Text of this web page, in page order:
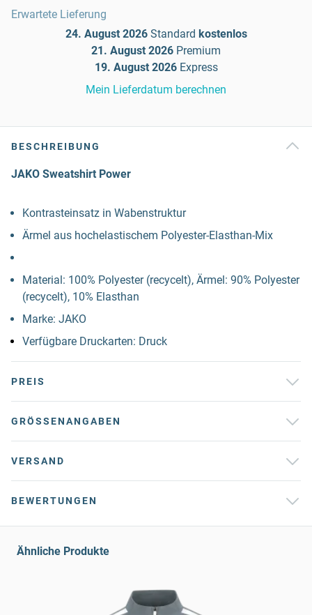
Erwartete Lieferung
24. August 2026 Standard kostenlos
21. August 2026 Premium
19. August 2026 Express
Mein Lieferdatum berechnen
BESCHREIBUNG
JAKO Sweatshirt Power
Kontrasteinsatz in Wabenstruktur
Ärmel aus hochelastischem Polyester-Elasthan-Mix
Material: 100% Polyester (recycelt), Ärmel: 90% Polyester
(recycelt), 10% Elasthan
Marke: JAKO
Verfügbare Druckarten: Druck
PREIS
GRÖSSENANGABEN
VERSAND
BEWERTUNGEN
Ähnliche Produkte